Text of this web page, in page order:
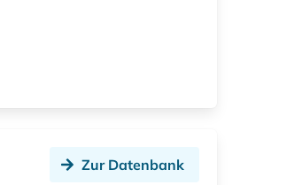
Zur Datenbank